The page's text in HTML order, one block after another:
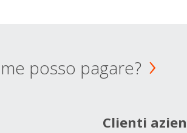
posso pagare?
Clienti